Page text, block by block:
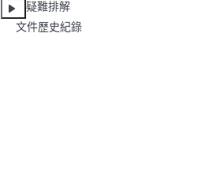
疑難排解
文件歷史紀錄